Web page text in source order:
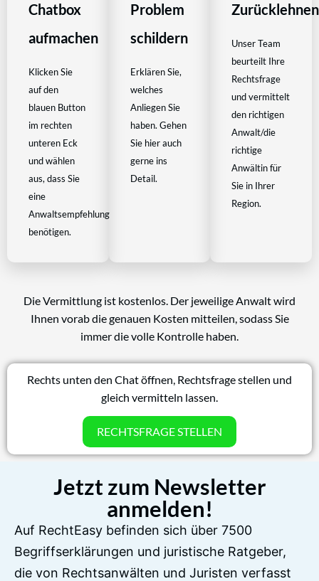
Chatbox
aufmachen
Klicken Sie
auf den
blauen Button
im rechten
unteren Eck
und wählen
aus, dass Sie
eine
Anwaltsempfehlung
benötigen.
Problem
schildern
Erklären Sie,
welches
Anliegen Sie
haben. Gehen
Sie hier auch
gerne ins
Detail.
Zurücklehnen
Unser Team
beurteilt Ihre
Rechtsfrage
und vermittelt
den richtigen
Anwalt/die
richtige
Anwältin für
Sie in Ihrer
Region.
Die Vermittlung ist kostenlos. Der jeweilige Anwalt wird
Ihnen vorab die genauen Kosten mitteilen, sodass Sie
immer die volle Kontrolle haben.
Rechts unten den Chat öffnen, Rechtsfrage stellen und
gleich vermitteln lassen.
RECHTSFRAGE STELLEN
Jetzt zum Newsletter
anmelden!
Auf RechtEasy befinden sich über 7500
Begriffserklärungen und juristische Ratgeber,
die von Rechtsanwälten und Juristen verfasst